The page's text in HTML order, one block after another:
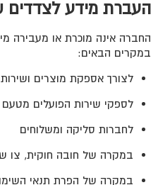
העברת מידע לצדדים
החברה אינה מוכרת או מעבירה
במקרים הבאים:
לצורך אספקת מוצרים
לספקי שירות הפועלים
לחברות סליקה ומשלוחים
במקרה של חובה חוקית, צו
במקרה של הפרת תנאי